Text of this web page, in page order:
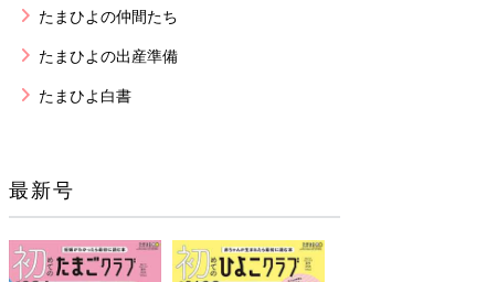
たまひよの仲間たち
たまひよの出産準備
たまひよ白書
最新号